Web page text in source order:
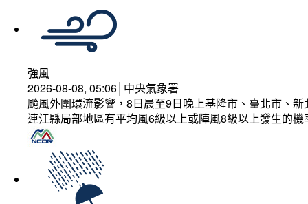
強風
2026-08-08, 05:06│中央氣象署
颱風外圍環流影響，8日晨至9日晚上基隆市、臺北市、
連江縣局部地區有平均風6級以上或陣風8級以上發生的